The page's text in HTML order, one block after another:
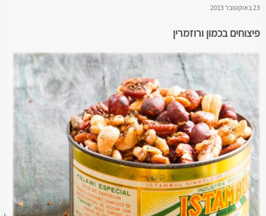
23 באוקטובר 2013
פיצוחים בכמון ורוזמרין